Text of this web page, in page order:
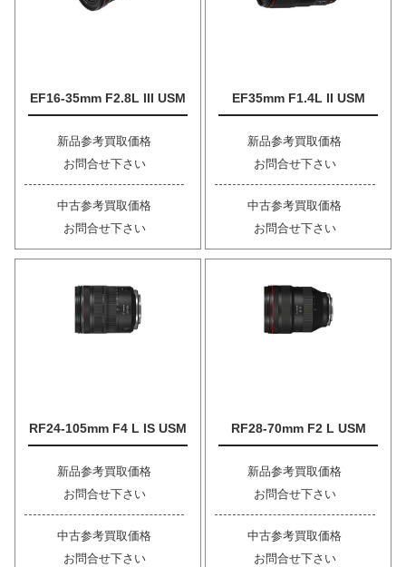
EF16-35mm F2.8L III USM
新品参考買取価格
お問合せ下さい
中古参考買取価格
お問合せ下さい
EF35mm F1.4L II USM
新品参考買取価格
お問合せ下さい
中古参考買取価格
お問合せ下さい
RF24-105mm F4 L IS USM
新品参考買取価格
お問合せ下さい
中古参考買取価格
お問合せ下さい
RF28-70mm F2 L USM
新品参考買取価格
お問合せ下さい
中古参考買取価格
お問合せ下さい